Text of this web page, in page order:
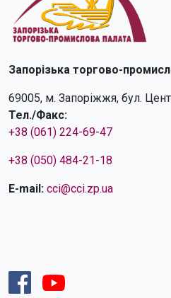
Запорізька торгово-
69005, м. Запоріжжя, бул.
Тел./Факс:
+38 (061) 224-69-47
+38 (050) 484-21-18
E-mail: cci@cci.zp.ua